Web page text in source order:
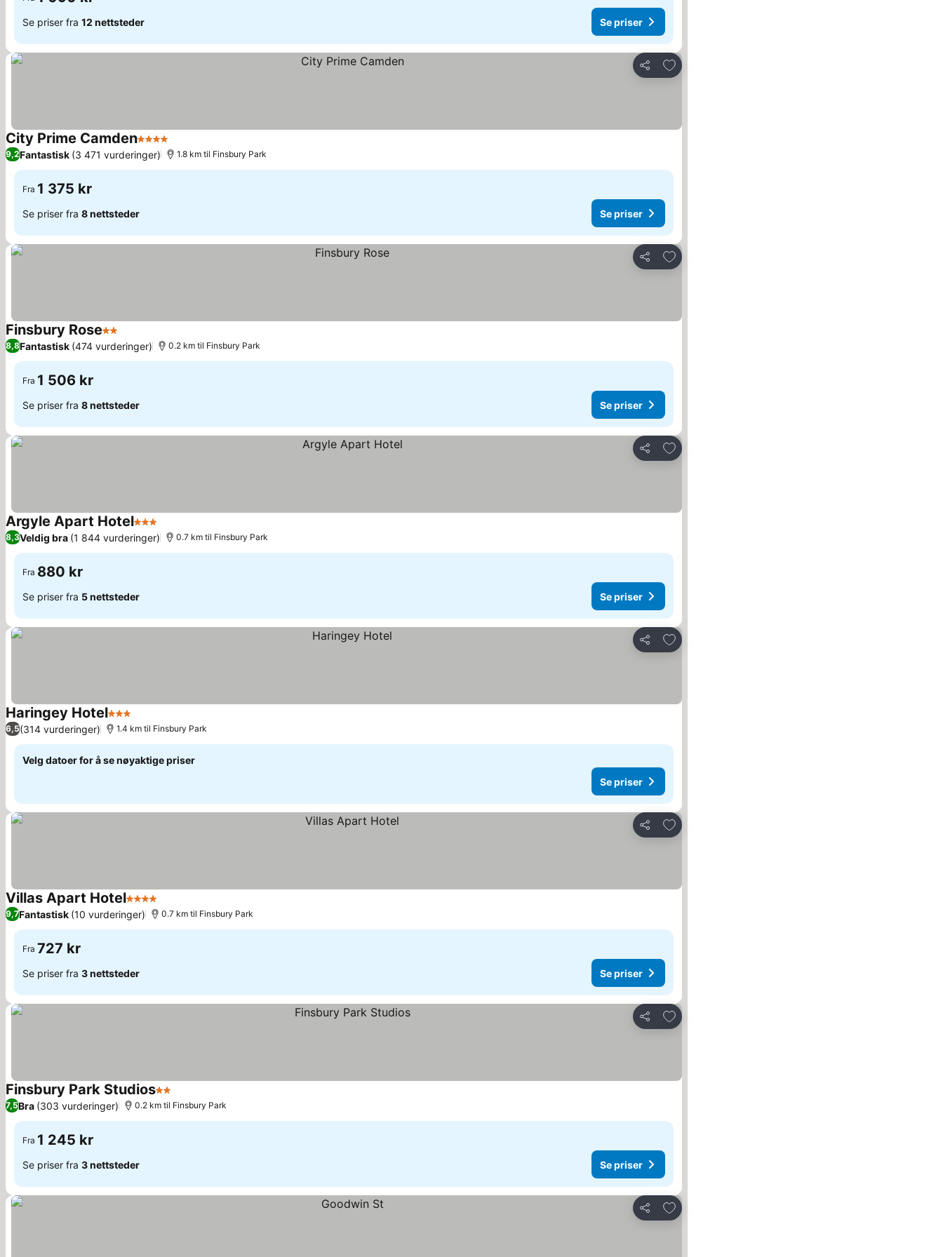
Se priser fra 12 nettsteder Se priser
Del
Legg til i favoritter
City Prime Camden4 StjernerSe priser
9,2Fantastisk (3 471 vurderinger) 1.8 km til Finsbury Park
Fra 1 375 kr
Se priser fra 8 nettsteder Se priser
Del
Legg til i favoritter
Finsbury Rose2 StjernerSe priser
8,8Fantastisk (474 vurderinger) 0.2 km til Finsbury Park
Fra 1 506 kr
Se priser fra 8 nettsteder Se priser
Del
Legg til i favoritter
Argyle Apart Hotel3 StjernerSe priser
8,3Veldig bra (1 844 vurderinger) 0.7 km til Finsbury Park
Fra 880 kr
Se priser fra 5 nettsteder Se priser
Del
Legg til i favoritter
Haringey Hotel3 Stjerner
6,5(314 vurderinger) 1.4 km til Finsbury Park
Velg datoer for å se nøyaktige priser
Se priser
Del
Legg til i favoritter
Villas Apart Hotel4 Stjerner
9,7Fantastisk (10 vurderinger) 0.7 km til Finsbury Park
Fra 727 kr
Se priser fra 3 nettsteder Se priser
Del
Legg til i favoritter
Finsbury Park Studios2 Stjerner
7,5Bra (303 vurderinger) 0.2 km til Finsbury Park
Fra 1 245 kr
Se priser fra 3 nettsteder Se priser
Del
Legg til i favoritter